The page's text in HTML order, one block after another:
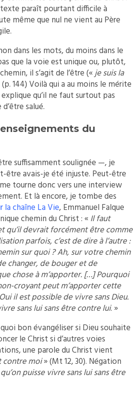
texte paraît pourtant difficile à
même que nul ne vient au Père
dans les mots, du moins dans le
que la voie est unique ou, plutôt,
il s’agit de l’être («je suis la
144) Voilà qui a au moins le mérite
qu’il ne faut surtout pas
salué.
du
suffisamment soulignée —, je
être avais-je été injuste. Peut-être
tourne donc vers une interview
Et là encore, je tombe des
la chaîne La Vie, Emmanuel Falque
chemin du Christ : «Il faut
qu’il devrait forcément être comme
parfois, c’est de dire à l’autre :
sur quoi ? Ah, sur votre chemin
changer, de bouger et de
chose à m’apporter. […] Pourquoi
croyant peut m’apporter cette
il est possible de vivre sans Dieu.
sans lui sans être contre lui. »
bon évangéliser si Dieu souhaite
le Christ si d’autres voies
une parole du Christ vient
contre moi» (Mt 12, 30). Négation
puisse vivre sans lui sans être